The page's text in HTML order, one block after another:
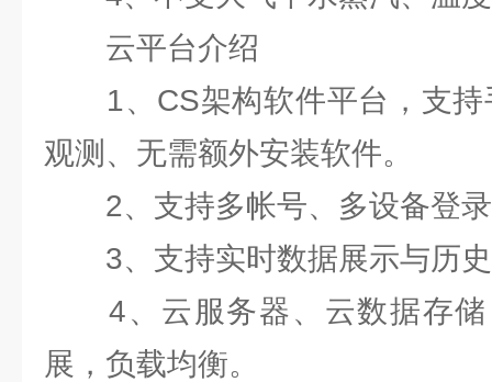
云平台介绍
1、CS架构软件平台，支持
观测、无需额外安装软件。
2、支持多帐号、多设备登录
3、支持实时数据展示与历史
4、云服务器、云数据存储
展，负载均衡。